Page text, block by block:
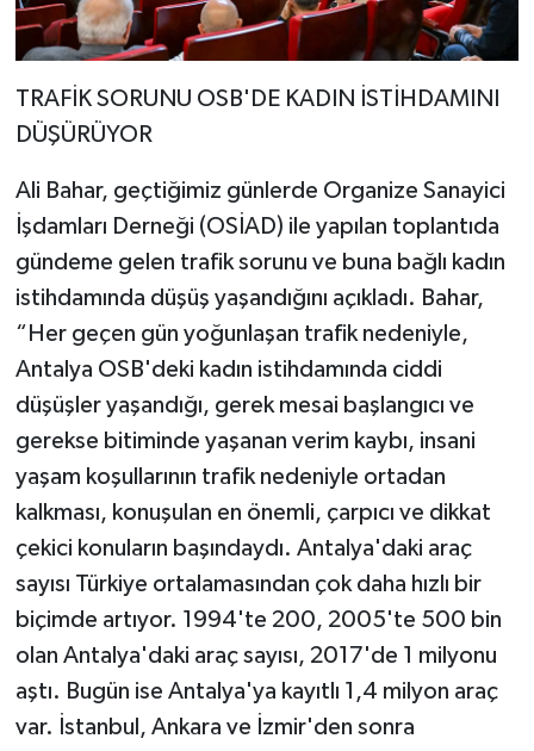
TRAFİK SORUNU OSB'DE KADIN İSTİHDAMINI
DÜŞÜRÜYOR
Ali Bahar, geçtiğimiz günlerde Organize Sanayici
İşdamları Derneği (OSİAD) ile yapılan toplantıda
gündeme gelen trafik sorunu ve buna bağlı kadın
istihdamında düşüş yaşandığını açıkladı. Bahar,
“Her geçen gün yoğunlaşan trafik nedeniyle,
Antalya OSB'deki kadın istihdamında ciddi
düşüşler yaşandığı, gerek mesai başlangıcı ve
gerekse bitiminde yaşanan verim kaybı, insani
yaşam koşullarının trafik nedeniyle ortadan
kalkması, konuşulan en önemli, çarpıcı ve dikkat
çekici konuların başındaydı. Antalya'daki araç
sayısı Türkiye ortalamasından çok daha hızlı bir
biçimde artıyor. 1994'te 200, 2005'te 500 bin
olan Antalya'daki araç sayısı, 2017'de 1 milyonu
aştı. Bugün ise Antalya'ya kayıtlı 1,4 milyon araç
var. İstanbul, Ankara ve İzmir'den sonra